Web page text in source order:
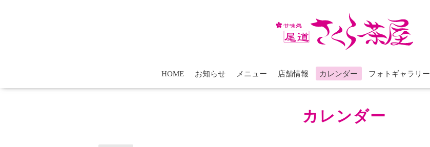
HOME お知らせ メニュー 店舗情報 カレンダー フォトギャラリー
カレンダー